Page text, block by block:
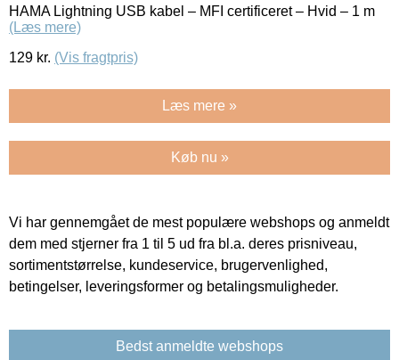
HAMA Lightning USB kabel – MFI certificeret – Hvid – 1 m
(Læs mere)
129 kr. (Vis fragtpris)
Læs mere »
Køb nu »
Vi har gennemgået de mest populære webshops og anmeldt
dem med stjerner fra 1 til 5 ud fra bl.a. deres prisniveau,
sortimentstørrelse, kundeservice, brugervenlighed,
betingelser, leveringsformer og betalingsmuligheder.
Bedst anmeldte webshops